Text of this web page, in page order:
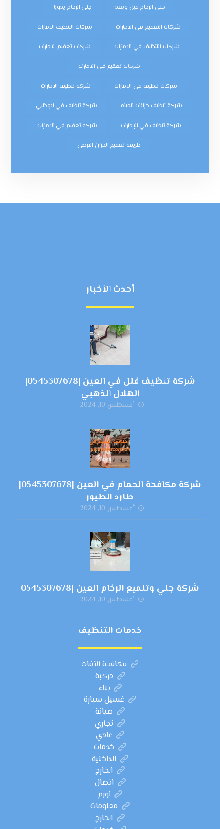
جلي الرخام قبل وبعد جلي الرخام يدويا
شركات التعقيم في الامارات شركات التنظيف الامارات
شركات التنظيف في الامارات شركات تعقيم الامارات
شركات تعقيم في الامارات
شركات تنظيف في الامارات شركة تنظيف الامارات
شركة تنظيف خزانات المياه شركة تنظيف في ابوظبي
شركة تنظيف في الإمارات شركه تعقيم في الامارات
طريقة تعقيم الخزان الارضي
أحدث الأخبار
شركة تنظيف فلل في العين |0545307678|
الهلال الذهبي
أغسطس 10, 2024
شركة مكافحة الحمام في العين |0545307678|
طارد الطيور
أغسطس 10, 2024
شركة جلي وتلميع الرخام العين |0545307678
أغسطس 10, 2024
خدمات التنظيف
مكافحة الآفات
مركبة
بناء
غسيل سيارة
صيانة
تجاري
عادي
خدمات
الداخلية
الخارج
اتصال
لورم
معلومات
الخارج